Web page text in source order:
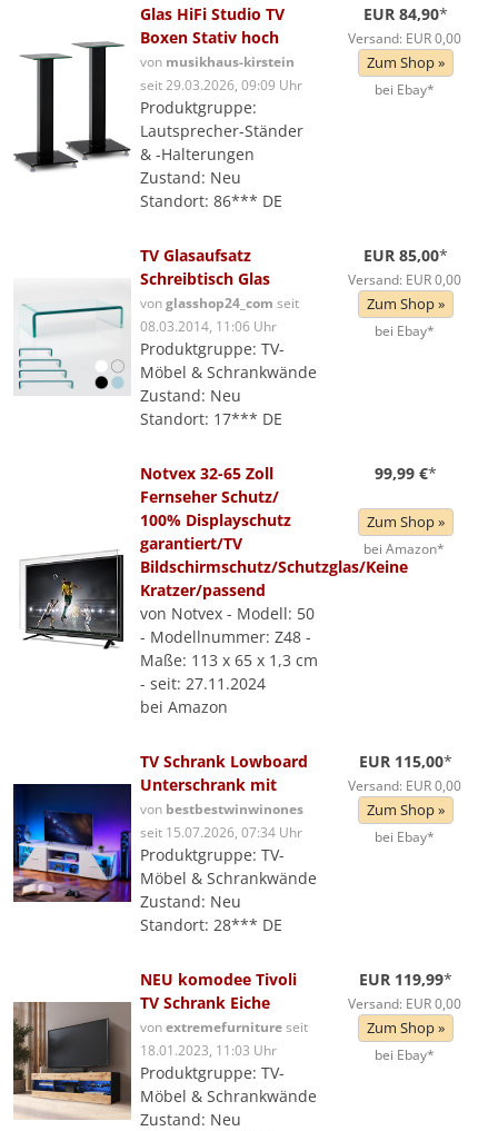
Glas HiFi Studio TV
Boxen Stativ hoch
von musikhaus-kirstein
seit 29.03.2026, 09:09 Uhr
Produktgruppe:
Lautsprecher-Ständer
& -Halterungen
Zustand: Neu
Standort: 86*** DE
EUR 84,90*
Versand: EUR 0,00
Zum Shop »
bei Ebay*
TV Glasaufsatz
Schreibtisch Glas
vonglasshop24_com seit
08.03.2014, 11:06 Uhr
Produktgruppe: TV-
Möbel & Schrankwände
Zustand: Neu
Standort: 17*** DE
EUR 85,00*
Versand: EUR 0,00
Zum Shop »
bei Ebay*
Notvex 32-65 Zoll
Fernseher Schutz/
100% Displayschutz
garantiert/TV
Bildschirmschutz/Schutzglas/Keine
Kratzer/passend
von Notvex - Modell: 50
- Modellnummer: Z48 -
Maße: 113 x 65 x 1,3 cm
- seit: 27.11.2024
bei Amazon
99,99 €*
Zum Shop »
bei Amazon*
TV Schrank Lowboard
Unterschrank mit
von bestbestwinwinones
seit 15.07.2026, 07:34 Uhr
Produktgruppe: TV-
Möbel & Schrankwände
Zustand: Neu
Standort: 28*** DE
EUR 115,00*
Versand: EUR 0,00
Zum Shop »
bei Ebay*
NEU komodee Tivoli
TV Schrank Eiche
vonextremefurnitureseit
18.01.2023, 11:03 Uhr
Produktgruppe: TV-
Möbel & Schrankwände
Zustand: Neu
EUR 119,99*
Versand: EUR 0,00
Zum Shop »
bei Ebay*